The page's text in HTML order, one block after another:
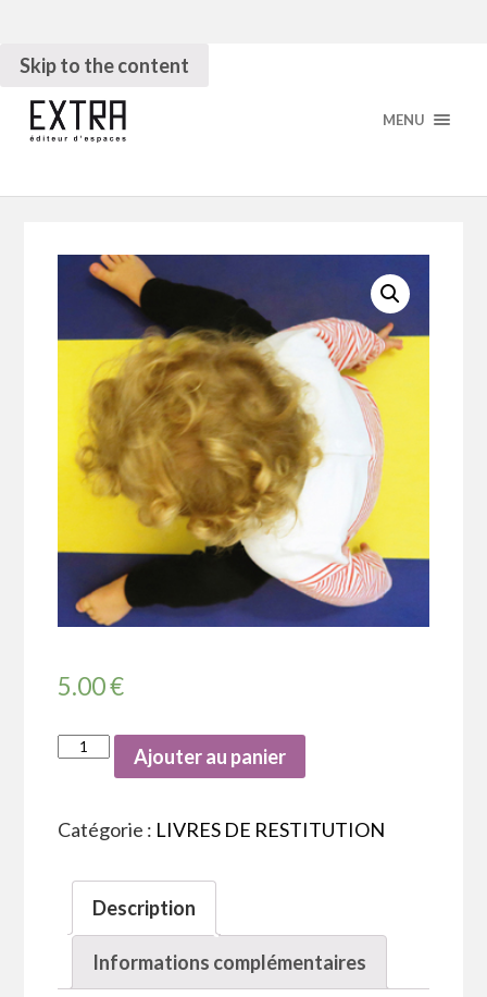
Skip to the content
MENU
5.00€
Ajouter au panier
Catégorie : LIVRES DE RESTITUTION
Description
Informations complémentaires